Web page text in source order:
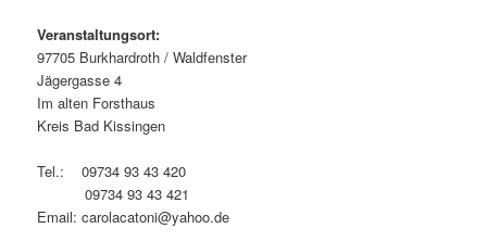
Veranstaltungsort:
97705 Burkhardroth / Waldfenster
Jägergasse 4
Im alten Forsthaus
Kreis Bad Kissingen
Tel.: 09734 93 43 420
09734 93 43 421
Email: carolacatoni@yahoo.de